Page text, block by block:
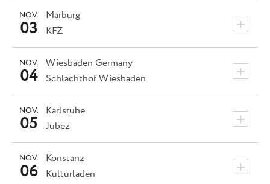
Marburg +
NOV.
03 KFZ
Wiesbaden Germany +
NOV.
04 Schlachthof Wiesbaden
Karlsruhe +
NOV.
05 Jubez
Konstanz +
NOV.
06 Kulturladen